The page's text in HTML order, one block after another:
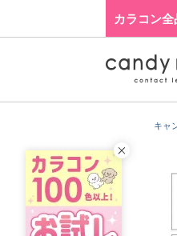
カラコン
キャ
ログイ